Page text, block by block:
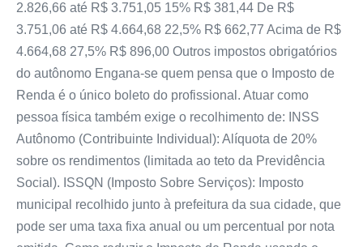
2.826,66 até R$ 3.751,05 15% R$ 381,44 De R$
3.751,06 até R$ 4.664,68 22,5% R$ 662,77 Acima de R$
4.664,68 27,5% R$ 896,00 Outros impostos obrigatórios
do autônomo Engana-se quem pensa que o Imposto de
Renda é o único boleto do profissional. Atuar como
pessoa física também exige o recolhimento de: INSS
Autônomo (Contribuinte Individual): Alíquota de 20%
sobre os rendimentos (limitada ao teto da Previdência
Social). ISSQN (Imposto Sobre Serviços): Imposto
municipal recolhido junto à prefeitura da sua cidade, que
pode ser uma taxa fixa anual ou um percentual por nota